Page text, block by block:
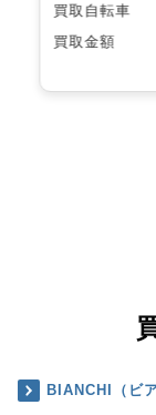
買取自転車
買取金額
BIANCHI（ビア